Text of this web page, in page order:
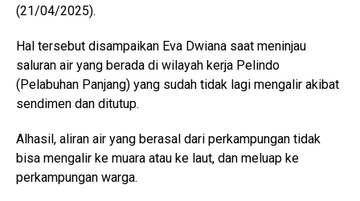
(21/04/2025).
Hal tersebut disampaikan Eva Dwiana saat meninjau
saluran air yang berada di wilayah kerja Pelindo
(Pelabuhan Panjang) yang sudah tidak lagi mengalir akibat
sendimen dan ditutup.
Alhasil, aliran air yang berasal dari perkampungan tidak
bisa mengalir ke muara atau ke laut, dan meluap ke
perkampungan warga.